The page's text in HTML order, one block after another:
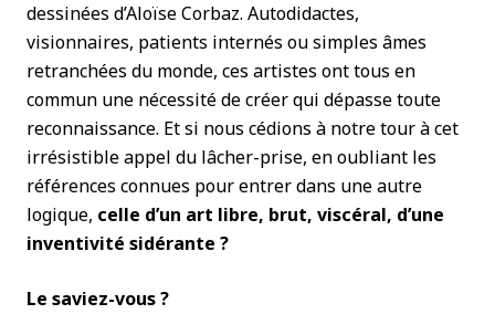
dessinées d’Aloïse Corbaz. Autodidactes,
visionnaires, patients internés ou simples âmes
retranchées du monde, ces artistes ont tous en
commun une nécessité de créer qui dépasse toute
reconnaissance. Et si nous cédions à notre tour à cet
irrésistible appel du lâcher-prise, en oubliant les
références connues pour entrer dans une autre
logique, celle d’un art libre, brut, viscéral, d’une
inventivité sidérante ?
Le saviez-vous ?